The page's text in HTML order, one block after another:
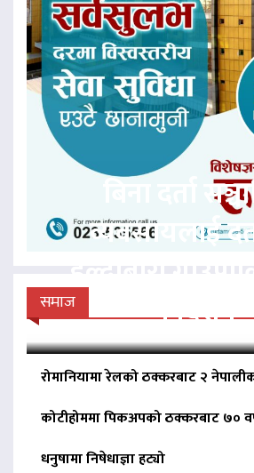
समाज
बिना दर्ता
व्यवसायलाई
निर्देशन
रोमानियामा रेलको ठक्करबाट २
कोटीहोममा पिकअपको ठक्करबाट ७०
धनुषामा निषेधाज्ञा हट्यो